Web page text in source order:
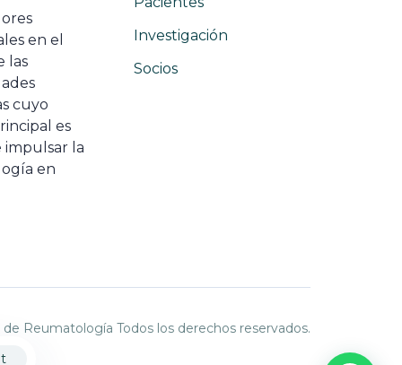
en el
las
cuyo
es
impulsar la
en
Investigación
Socios
Reumatología Todos los derechos reservados.